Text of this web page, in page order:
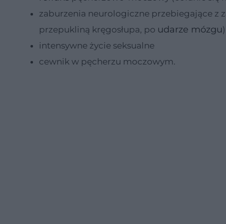
zaburzenia neurologiczne przebiegające z
przepukliną kręgosłupa, po udarze mózgu)
intensywne życie seksualne
cewnik w pęcherzu moczowym.